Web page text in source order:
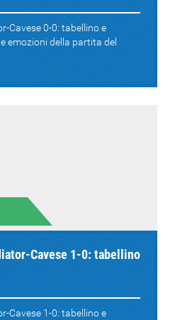
Cavese 0-0: tabellino e
emozioni della partita del
Cavese 1-0: tabellino
Cavese 1-0: tabellino e